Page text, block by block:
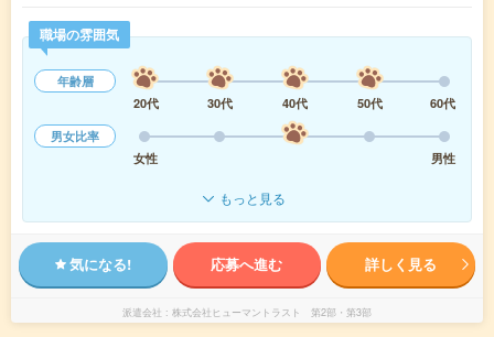
職場の雰囲気
年齢層
20代
30代 40代 50代
60代
男女比率
女性
男性
もっと見る
気になる! 応募へ進む 詳しく見る
派遣会社 株式会社ヒューマントラスト 第2部・第3部